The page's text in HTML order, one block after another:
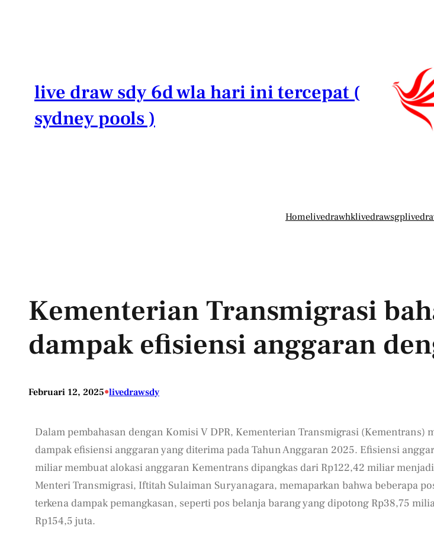
live draw sdy 6d wla hari ini tercepat (
sydney pools )
Homelivedrawhklivedrawsgp
Kementerian Transmigrasi
dampak efisiensi anggaran
Februari 12, 2025•livedrawsdy
Dalam pembahasan dengan Komisi V DPR, Kementerian Transmigrasi (Kementrans)
dampak efisiensi anggaran yang diterima pada Tahun Anggaran 2025. Efisiensi
miliar membuat alokasi anggaran Kementrans dipangkas dari Rp122,42 miliar
Menteri Transmigrasi, Iftitah Sulaiman Suryanagara, memaparkan bahwa beberapa
terkena dampak pemangkasan, seperti pos belanja barang yang dipotong Rp38,75
Rp154,5 juta.